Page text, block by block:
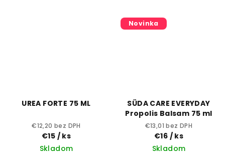
UREA FORTE 75 ML
€12,20 bez DPH
€15 / ks
Skladom
Novinka
SÜDA CARE EVERYDAY
Propolis Balsam 75 ml
€13,01 bez DPH
€16 / ks
Skladom